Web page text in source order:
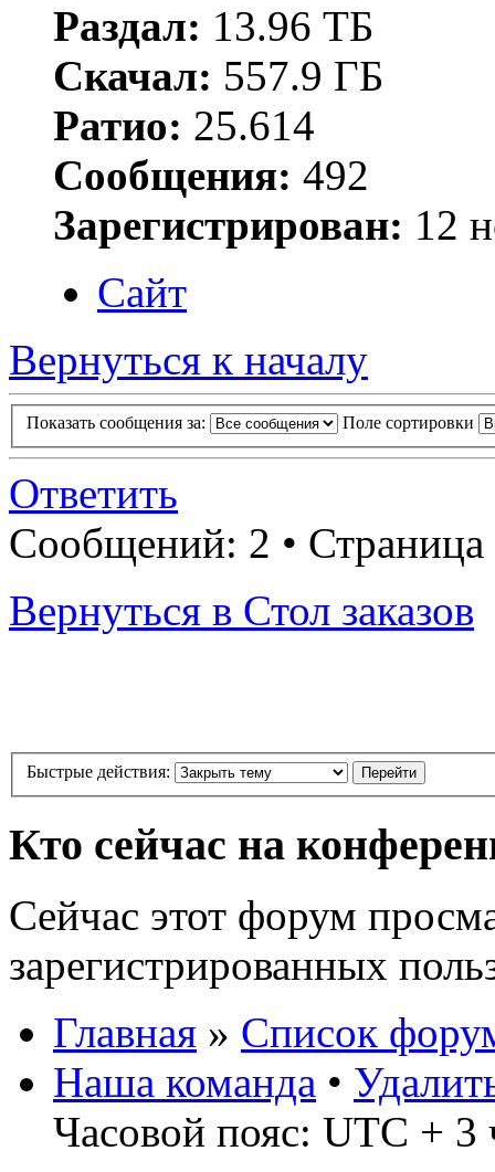
Раздал: 13.96 ТБ
Скачал: 557.9 ГБ
Ратио: 25.614
Сообщения: 492
Зарегистрирован: 12
Сайт
Вернуться к началу
Показать сообщения за: Поле сортировки
Ответить
Сообщений: 2 • Страница
Вернуться в Стол заказов
Быстрые действия:
Кто сейчас на
Сейчас этот форум
зарегистрированных
Главная » Список
Наша команда •
Часовой пояс: UTC + 3